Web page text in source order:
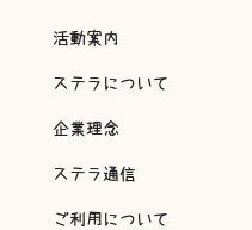
活動案内
ステラについて
企業理念
ステラ通信
ご利用について